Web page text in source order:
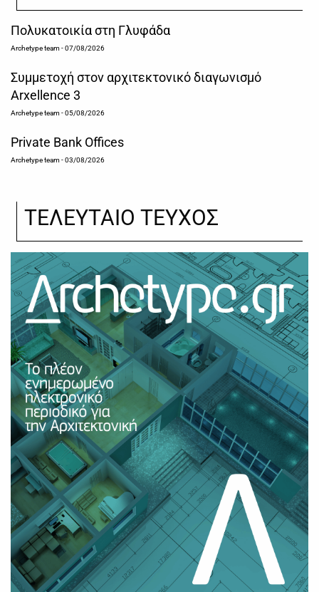
Πολυκατοικία στη Γλυφάδα
Archetype team- 07/08/2026
Συμμετοχή στον αρχιτεκτονικό διαγωνισμό
Arxellence 3
Archetype team- 05/08/2026
Private Bank Offices
Archetype team- 03/08/2026
ΤΕΛΕΥΤΑΙΟ ΤΕΥΧΟΣ